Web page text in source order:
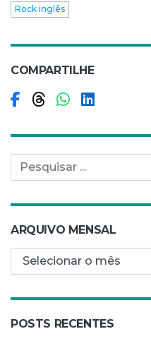
Rock inglês
COMPARTILHE
Compartilhar
Compartilhar
Pesquisar por:
ARQUIVO MENSAL
Arquivo mensal
POSTS RECENTES